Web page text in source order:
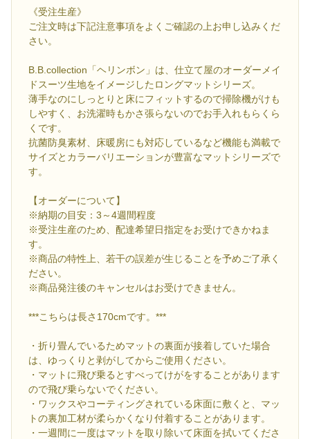
《受注生産》
ご注文時は下記注意事項をよくご確認の上お申し込みくだ
さい。
B.B.collection「ヘリンボン」は、仕立て屋のオーダーメイ
ドスーツ生地をイメージしたロングマットシリーズ。
薄手なのにしっとりと床にフィットするので掃除機がけも
しやすく、お洗濯時もかさ張らないのでお手入れもらくら
くです。
抗菌防臭素材、床暖房にも対応しているなど機能も満載で
サイズとカラーバリエーションが豊富なマットシリーズで
す。
【オーダーについて】
※納期の目安：3～4週間程度
※受注生産のため、配達希望日指定をお受けできかねま
す。
※商品の特性上、若干の誤差が生じることを予めご了承く
ださい。
※商品発注後のキャンセルはお受けできません。
***こちらは長さ170cmです。***
・折り畳んでいるためマットの裏面が接着していた場合
は、ゆっくりと剥がしてからご使用ください。
・マットに飛び乗るとすべってけがをすることがあります
ので飛び乗らないでください。
・ワックスやコーティングされている床面に敷くと、マッ
トの裏加工材が柔らかくなり付着することがあります。
・一週間に一度はマットを取り除いて床面を拭いてくださ